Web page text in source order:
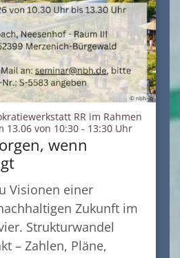
© nbh-jq
RR im Rahmen
13.06 von 10:30 - 13:30 Uhr:
wenn
Visionen einer
Zukunft im
Strukturwandel
– Zahlen, Pläne,